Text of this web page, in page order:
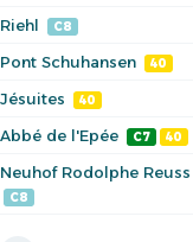
Riehl C8
Pont Schuhansen 40
Jésuites 40
Abbé de l'Epée C7 40
Neuhof Rodolphe Reuss
C8